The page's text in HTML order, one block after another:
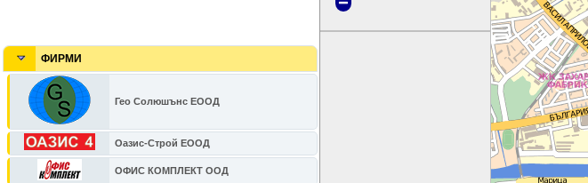
ФИРМИ
Гео Солюшънс ЕООД
Оазис-Строй ЕООД
ОФИС КОМПЛЕКТ ООД